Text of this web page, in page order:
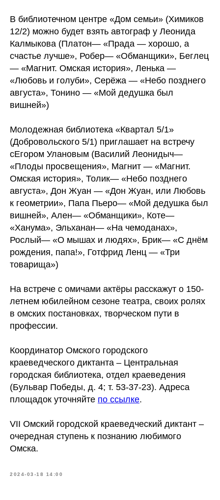
В библиотечном центре «Дом семьи» (Химиков
12/2) можно будет взять автограф у Леонида
Калмыкова (Платон— «Прада — хорошо, а
счастье лучше», Робер— «Обманщики», Беглец
— «Магнит. Омская история», Ленька —
«Любовь и голуби», Серёжа — «Небо позднего
августа», Тонино — «Мой дедушка был
вишней»)
Молодежная библиотека «Квартал 5/1»
(Добровольского 5/1) приглашает на встречу
сЕгором Улановым (Василий Леонидыч—
«Плоды просвещения», Магнит — «Магнит.
Омская история», Толик— «Небо позднего
августа», Дон Жуан — «Дон Жуан, или Любовь
к геометрии», Папа Пьеро— «Мой дедушка был
вишней», Ален— «Обманщики», Коте—
«Ханума», Эльханан— «На чемоданах»,
Рослый— «О мышах и людях», Брик— «С днём
рождения, папа!», Готфрид Ленц — «Три
товарища»)
На встрече с омичами актёры расскажут о 150-
летнем юбилейном сезоне театра, своих ролях
в омских постановках, творческом пути в
профессии.
Координатор Омского городского
краеведческого диктанта – Центральная
городская библиотека, отдел краеведения
(Бульвар Победы, д. 4; т. 53-37-23). Адреса
площадок уточняйте по ссылке.
VII Омский городской краеведческий диктант –
очередная ступень к познанию любимого
Омска.
2024-03-18 14:00